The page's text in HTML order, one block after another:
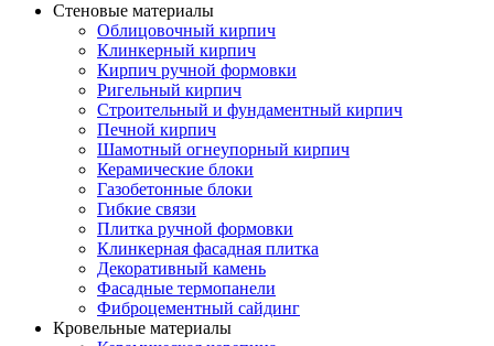
Стеновые материалы
Облицовочный кирпич
Клинкерный кирпич
Кирпич ручной формовки
Ригельный кирпич
Строительный и фундаментный кирпич
Печной кирпич
Шамотный огнеупорный кирпич
Керамические блоки
Газобетонные блоки
Гибкие связи
Плитка ручной формовки
Клинкерная фасадная плитка
Декоративный камень
Фасадные термопанели
Фиброцементный сайдинг
Кровельные материалы